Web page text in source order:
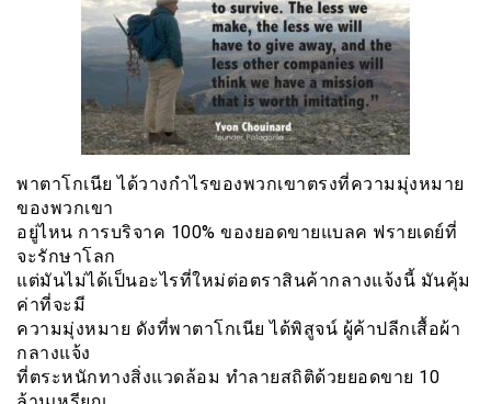
พาตาโกเนีย ได้วางกำไรของพวกเขาตรงที่ความมุ่งหมาย
ของพวกเขา
อยู่ไหน การบริจาค 100% ของยอดขายแบลค ฟรายเดย์ที่
จะรักษาโลก
แต่มันไม่ได้เป็นอะไรที่ใหม่ต่อตราสินค้ากลางแจ้งนี้ มันคุ้ม
ค่าที่จะมี
ความมุ่งหมาย ดังที่พาตาโกเนีย ได้พิสูจน์ ผู้ค้าปลีกเสื้อผ้า
กลางแจ้ง
ที่ตระหนักทางสิ่งแวดล้อม ทำลายสถิติด้วยยอดขาย 10